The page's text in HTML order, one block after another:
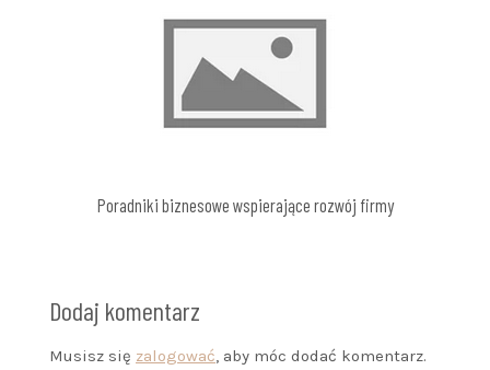
Poradniki biznesowe wspierające rozwój firmy
Dodaj komentarz
Musisz się zalogować, aby móc dodać komentarz.